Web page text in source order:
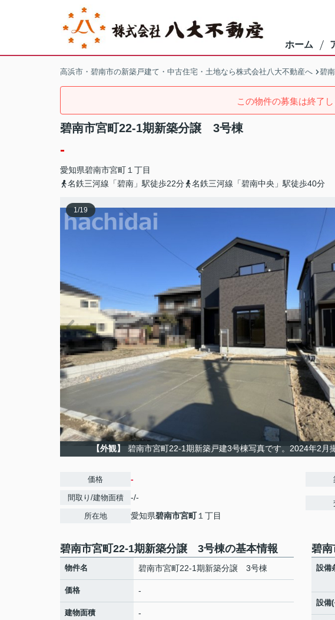
ホーム
高浜市・碧南市の新築戸建て・中古住宅・土地なら株式会社八大不動産へ 碧
この物件の募集は終了し
碧南市宮町22-1期新築分譲 3号棟
-
愛知県碧南市宮町 １丁目
名鉄三河線「碧南」駅徒歩22分
名鉄三河線「碧南中央」駅徒歩40分
1/19
【外観】 碧南市宮町22-1期新築戸建3号棟写真です。2024年2月
価格 -
間取り/建物面積 -/-
所在地 愛知県碧南市宮町１丁目
碧南市宮町22-1期新築分譲 3号棟の基本情報
物件名 碧南市宮町22-1期新築分譲 3号棟
価格 -
建物面積 -
碧
設備
設備